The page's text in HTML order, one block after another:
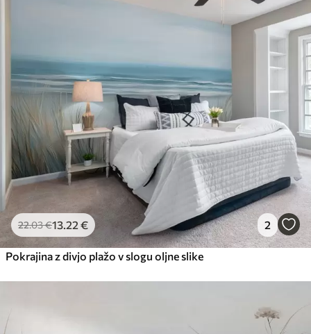
22.03€13.22 € 2
Pokrajina z divjo plažo v slogu oljne slike